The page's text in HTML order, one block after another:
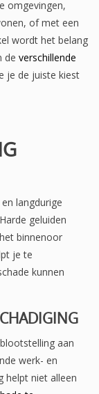
omgevingen,
of met een
wordt het belang
de verschillende
je de juiste kiest
langdurige
geluiden
binnenoor
je te
kunnen
aan
werk- en
helpt niet alleen